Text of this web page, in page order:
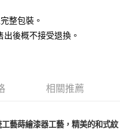
整包裝。
後概不接受退換。
相關推薦
藝蒔繪漆器工藝，精美的和式紋